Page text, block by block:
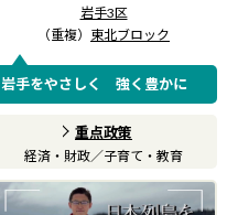
岩手3区
（重複） 東北ブロック
岩手をやさしく 強く豊かに
重点政策
経済・財政／子育て・教育